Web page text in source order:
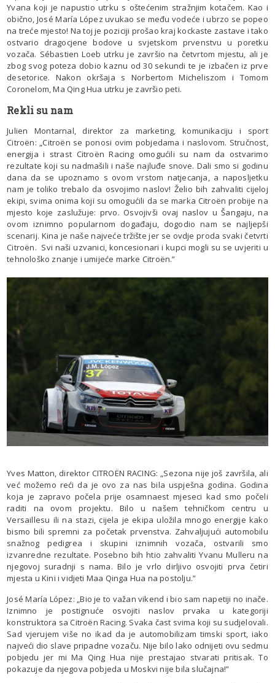
Yvana koji je napustio utrku s oštećenim stražnjim kotačem. Kao i
obično, José María López uvukao se među vodeće i ubrzo se popeo
na treće mjesto! Na toj je poziciji prošao kraj kockaste zastave i tako
ostvario dragocjene bodove u svjetskom prvenstvu u poretku
vozača. Sébastien Loeb utrku je završio na četvrtom mjestu, ali je
zbog svog poteza dobio kaznu od 30 sekundi te je izbačen iz prve
desetorice. Nakon okršaja s Norbertom Micheliszom i Tomom
Coronelom, Ma Qing Hua utrku je završio peti.
Rekli su nam
Julien Montarnal, direktor za marketing, komunikaciju i sport
Citroën: „Citroën se ponosi ovim pobjedama i naslovom. Stručnost,
energija i strast Citroën Racing omogućili su nam da ostvarimo
rezultate koji su nadmašili i naše najluđe snove. Dali smo si godinu
dana da se upoznamo s ovom vrstom natjecanja, a naposljetku
nam je toliko trebalo da osvojimo naslov! Želio bih zahvaliti cijeloj
ekipi, svima onima koji su omogućili da se marka Citroën probije na
mjesto koje zaslužuje: prvo. Osvojivši ovaj naslov u Šangaju, na
ovom iznimno popularnom događaju, dogodio nam se najljepši
scenarij. Kina je naše najveće tržište jer se ovdje proda svaki četvrti
Citroën. Svi naši uzvanici, koncesionari i kupci mogli su se uvjeriti u
tehnološko znanje i umijeće marke Citroën.”
Yves Matton, direktor CITROËN RACING: „Sezona nije još završila, ali
već možemo reći da je ovo za nas bila uspješna godina. Godina
koja je zapravo počela prije osamnaest mjeseci kad smo počeli
raditi na ovom projektu. Bilo u našem tehničkom centru u
Versaillesu ili na stazi, cijela je ekipa uložila mnogo energije kako
bismo bili spremni za početak prvenstva. Zahvaljujući automobilu
snažnog pedigrea i skupini iznimnih vozača, ostvarili smo
izvanredne rezultate. Posebno bih htio zahvaliti Yvanu Mulleru na
njegovoj suradnji s nama. Bilo je vrlo dirljivo osvojiti prva četiri
mjesta u Kini i vidjeti Maa Qinga Hua na postolju.”
José María López: „Bio je to važan vikend i bio sam napetiji no inače.
Iznimno je postignuće osvojiti naslov prvaka u kategoriji
konstruktora sa Citroën Racing. Svaka čast svima koji su sudjelovali.
Sad vjerujem više no ikad da je automobilizam timski sport, iako
najveći dio slave pripadne vozaču. Nije bilo lako odnijeti ovu sedmu
pobjedu jer mi Ma Qing Hua nije prestajao stvarati pritisak. To
pokazuje da njegova pobjeda u Moskvi nije bila slučajna!”